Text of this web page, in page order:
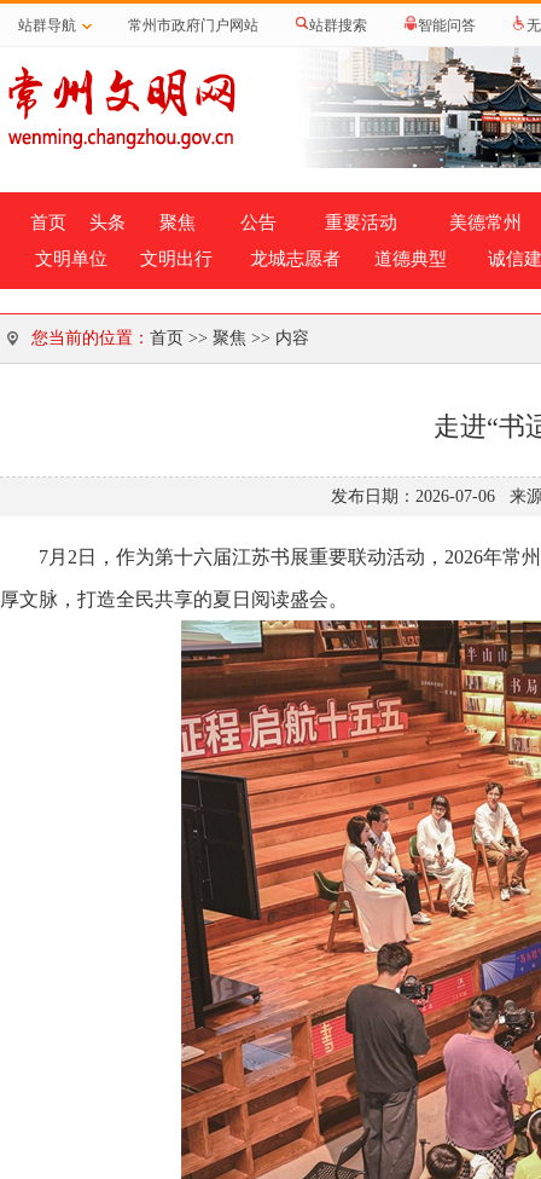
站群导航 常州市政府门户网站 站群搜索 智能问答
首页 头条 聚焦 公告 重要活动
美德常州
文明单位
文明出行 龙城志愿者 道德典型 诚信
您当前的位置： 首页 >> 聚焦 >> 内容
走进“书
发布日期：2026-07-06 来
7月2日，作为第十六届江苏书展重要联动活动，2026年常
厚文脉，打造全民共享的夏日阅读盛会。